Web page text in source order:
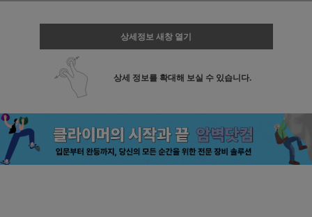
상세정보 새창 열기
상세 정보를 확대해 보실 수 있습니다.